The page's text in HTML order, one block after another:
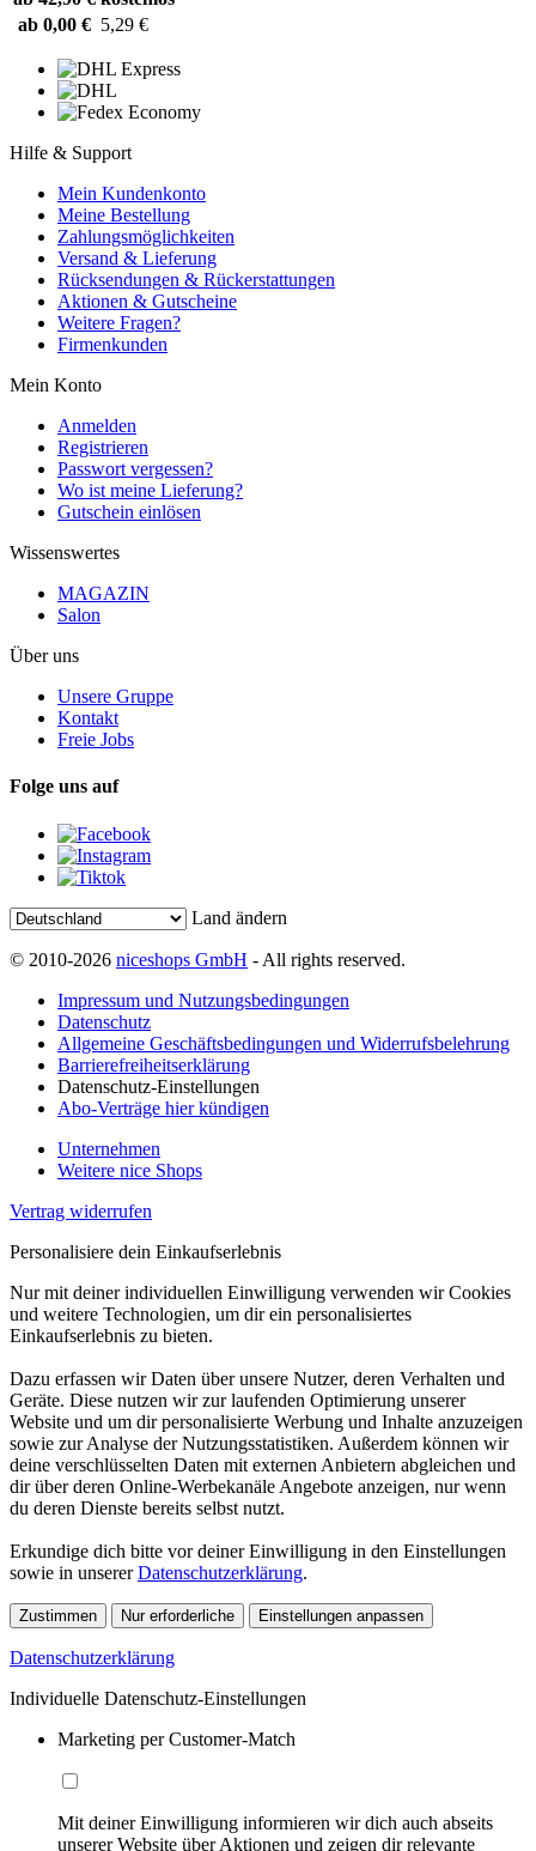
ab 0,00 € 5,29 €
Hilfe & Support
Mein Kundenkonto
Meine Bestellung
Zahlungsmöglichkeiten
Versand & Lieferung
Rücksendungen & Rückerstattungen
Aktionen & Gutscheine
Weitere Fragen?
Firmenkunden
Mein Konto
Anmelden
Registrieren
Passwort vergessen?
Wo ist meine Lieferung?
Gutschein einlösen
Wissenswertes
MAGAZIN
Salon
Über uns
Unsere Gruppe
Kontakt
Freie Jobs
Folge uns auf
Land ändern
© 2010-2026 niceshops GmbH - All rights reserved.
Impressum und Nutzungsbedingungen
Datenschutz
Allgemeine Geschäftsbedingungen und Widerrufsbelehrung
Barrierefreiheitserklärung
Datenschutz-Einstellungen
Abo-Verträge hier kündigen
Unternehmen
Weitere nice Shops
Vertrag widerrufen
Personalisiere dein Einkaufserlebnis
Nur mit deiner individuellen Einwilligung verwenden wir Cookies
und weitere Technologien, um dir ein personalisiertes
Einkaufserlebnis zu bieten.
Dazu erfassen wir Daten über unsere Nutzer, deren Verhalten und
Geräte. Diese nutzen wir zur laufenden Optimierung unserer
Website und um dir personalisierte Werbung und Inhalte anzuzeigen
sowie zur Analyse der Nutzungsstatistiken. Außerdem können wir
deine verschlüsselten Daten mit externen Anbietern abgleichen und
dir über deren Online-Werbekanäle Angebote anzeigen, nur wenn
du deren Dienste bereits selbst nutzt.
Erkundige dich bitte vor deiner Einwilligung in den Einstellungen
sowie in unsererDatenschutzerklärung.
Zustimmen Nur erforderliche Einstellungen anpassen
Datenschutzerklärung
Individuelle Datenschutz-Einstellungen
Marketing per Customer-Match
Mit deiner Einwilligung informieren wir dich auch abseits
unserer Website über Aktionen und zeigen dir relevante